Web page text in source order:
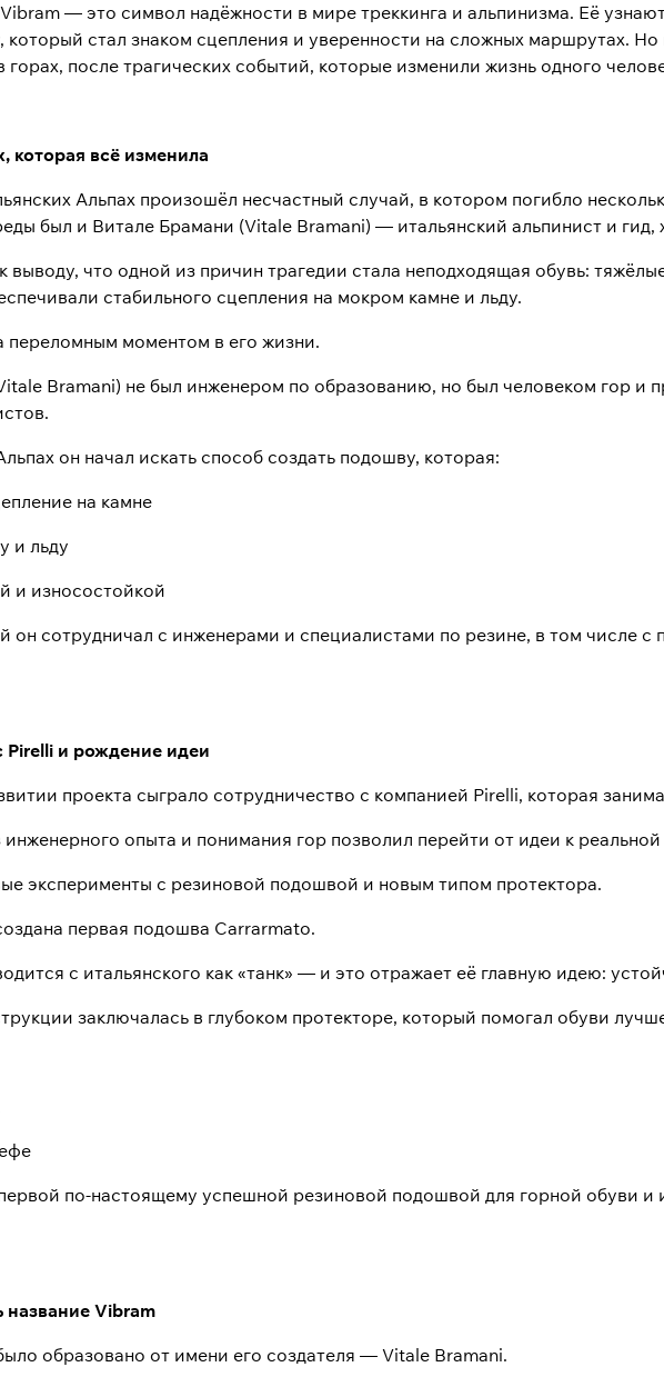
— это символ надёжности в мире треккинга и альпинизма. Её
который стал знаком сцепления и уверенности на сложных маршрутах.
горах, после трагических событий, которые изменили жизнь одного
которая всё изменила
Альпах произошёл несчастный случай, в котором погибло
был и Витале Брамани (Vitale Bramani) — итальянский альпинист и
что одной из причин трагедии стала неподходящая обувь:
стабильного сцепления на мокром камне и льду.
переломным моментом в его жизни.
Bramani) не был инженером по образованию, но был человеком гор и
он начал искать способ создать подошву, которая:
на камне
и льду
и износостойкой
он сотрудничал с инженерами и специалистами по резине, в том числе
Pirelli и рождение идеи
проекта сыграло сотрудничество с компанией Pirelli, которая
опыта и понимания гор позволил перейти от идеи к
эксперименты с резиновой подошвой и новым типом протектора.
первая подошва Carrarmato.
с итальянского как «танк» — и это отражает её главную идею:
заключалась в глубоком протекторе, который помогал обуви
по-настоящему успешной резиновой подошвой для горной обуви и
название Vibram
образовано от имени его создателя — Vitale Bramani.